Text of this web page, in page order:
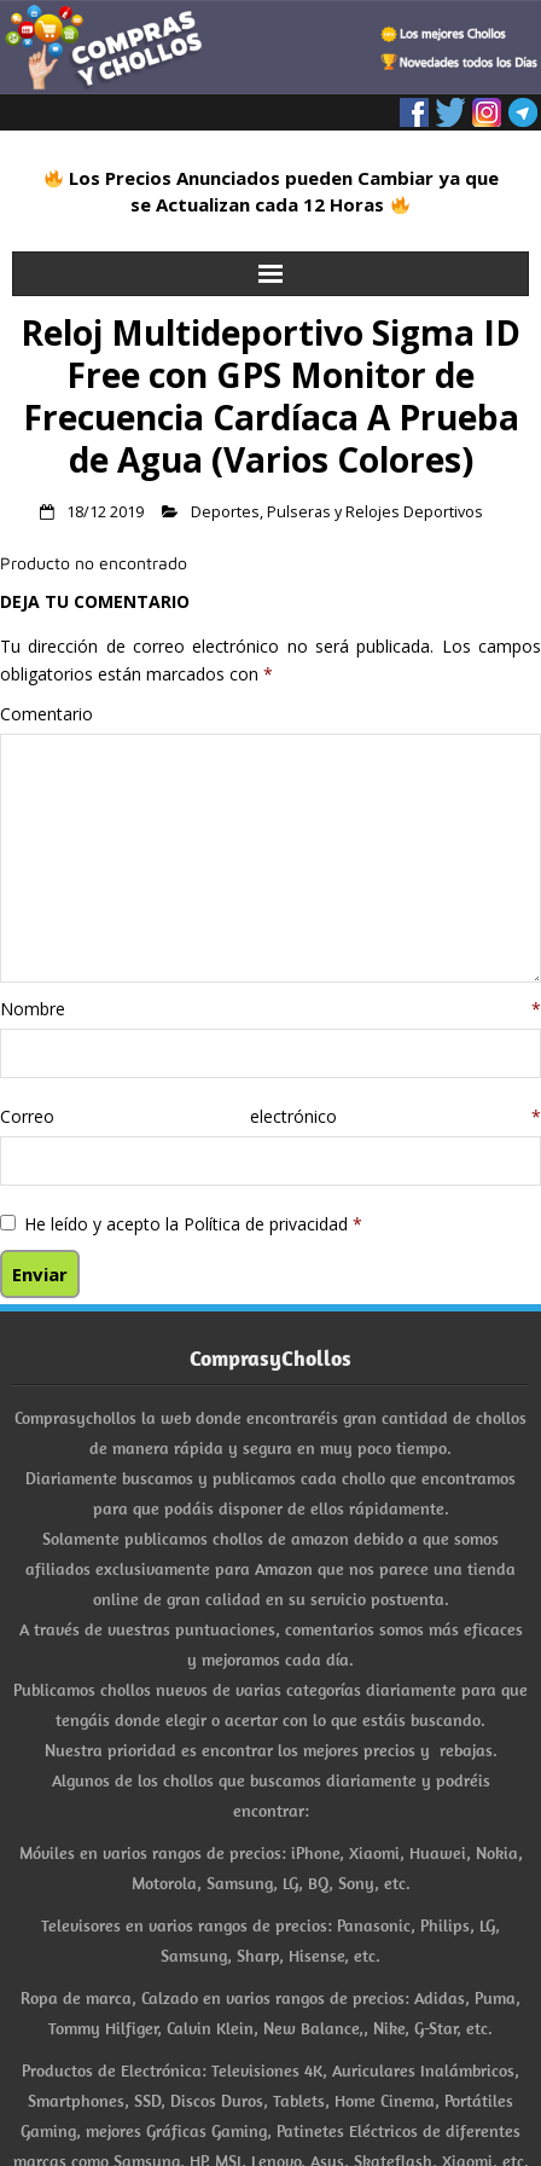
Los Precios Anunciados pueden Cambiar ya que
se Actualizan cada 12 Horas
Inicio
Alimentación
Deportes
Hogar
Listas
libros
Reloj Multideportivo Sigma ID
Free con GPS Monitor de
Frecuencia Cardíaca A Prueba
de Agua (Varios Colores)
18/12 2019 Deportes,Pulseras y Relojes Deportivos
Producto no encontrado
DEJA TU COMENTARIO
Tu dirección de correo electrónico no será publicada. Los campos
obligatorios están marcados con *
Comentario
Nombre *
Correo electrónico *
He leído y acepto la Política de privacidad *
ComprasyChollos
Comprasychollos la web donde encontraréis gran cantidad de chollos
de manera rápida y segura en muy poco tiempo.
Diariamente buscamos y publicamos cada chollo que encontramos
para que podáis disponer de ellos rápidamente.
Solamente publicamos chollos de amazon debido a que somos
afiliados exclusivamente para Amazon que nos parece una tienda
online de gran calidad en su servicio postventa.
A través de vuestras puntuaciones, comentarios somos más eficaces
y mejoramos cada día.
Publicamos chollos nuevos de varias categorías diariamente para que
tengáis donde elegir o acertar con lo que estáis buscando.
Nuestra prioridad es encontrar los mejores precios y rebajas.
Algunos de los chollos que buscamos diariamente y podréis
encontrar:
Móviles en varios rangos de precios: iPhone, Xiaomi, Huawei, Nokia,
Motorola, Samsung, LG, BQ, Sony, etc.
Televisores en varios rangos de precios: Panasonic, Philips, LG,
Samsung, Sharp, Hisense, etc.
Ropa de marca, Calzado en varios rangos de precios: Adidas, Puma,
Tommy Hilfiger, Calvin Klein, New Balance,, Nike, G-Star, etc.
Productos de Electrónica: Televisiones 4K, Auriculares Inalámbricos,
Smartphones, SSD, Discos Duros, Tablets, Home Cinema, Portátiles
Gaming, mejores Gráficas Gaming, Patinetes Eléctricos de diferentes
marcas como Samsung, HP, MSI, Lenovo, Asus, Skateflash, Xiaomi, etc.